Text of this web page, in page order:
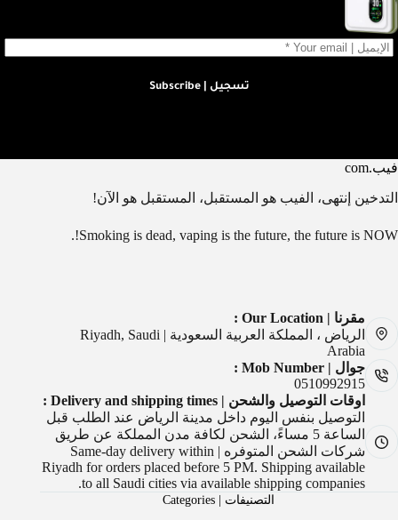
تسجيل | Subscribe
فيب.com
التدخين إنتهى، الفيب هو المستقبل، المستقبل هو الآن!
Smoking is dead, vaping is the future, the future is NOW!.
مقرنا | Our Location :
الرياض ، المملكة العربية السعودية | Riyadh, Saudi
Arabia
جوال | Mob Number :
0510992915
اوقات التوصيل والشحن | Delivery and shipping times :
التوصيل بنفس اليوم داخل مدينة الرياض عند الطلب قبل
الساعة 5 مساءً، الشحن لكافة مدن المملكة عن طريق
شركات الشحن المتوفره | Same-day delivery within
Riyadh for orders placed before 5 PM. Shipping available
to all Saudi cities via available shipping companies.
التصنيفات | Categories